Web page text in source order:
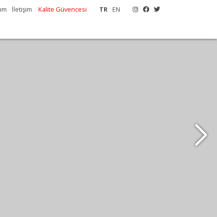
TR EN
İletişim Kalite Güvencesi